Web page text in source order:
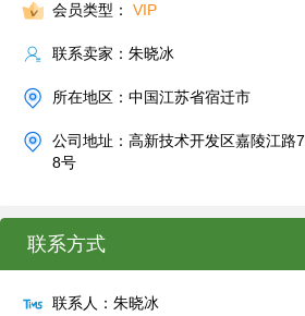
会员类型： VIP
联系卖家：朱晓冰
所在地区：中国江苏省宿迁市
公司地址：高新技术开发区嘉陵江路7
8号
联系方式
联系人：朱晓冰